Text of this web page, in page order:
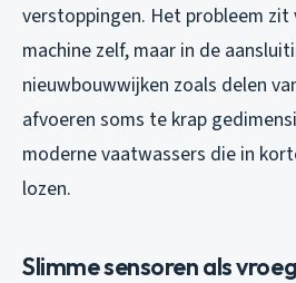
verstoppingen. Het probleem zit
machine zelf, maar in de
nieuwbouwwijken zoals delen
afvoeren soms te krap
moderne vaatwassers die in
lozen.
Slimme sensoren als